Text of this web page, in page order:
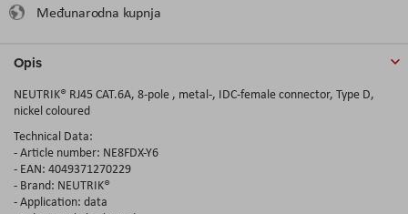
Međunarodna kupnja
Opis
NEUTRIK® RJ45 CAT.6A, 8-pole , metal-, IDC-female connector, Type D,
nickel coloured
Technical Data:
- Article number: NE8FDX-Y6
- EAN: 4049371270229
- Brand: NEUTRIK®
- Application: data